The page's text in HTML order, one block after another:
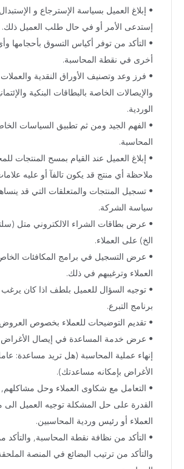
• إبلاغ العميل بسياسة الإسترجاع و
إستدعى الأمر أو في حال طلب العميل ذلك.
• التأكد من توفر أكياس التسوق بأحجامها
أخرى في نقطة المحاسبة.
• فرز وعد وتصنيف الأوراق النقدية والعملات
والإيصالات الخاصة بالبطاقات البنكية
الوردية.
• الفهم الجيد ومن ثم تطبيق السياسات
المحاسبة.
• إبلاغ العميل عند القيام بمسح المنتجات
ملاحظة أي منتج قد يكون تالفآ أو عليه
• تسجيل المنتجات والمتعلقات التي قد
سياسة الشركة.
• عرض بطاقات الشراء الالكتروني متل
الخ) على العملاء.
• عرض التسجيل في برامج المكافئات
العملاء وترغيبهم في ذلك.
• توجيه السؤال للعميل بلطف اذا كان
برنامج التبرع.
• تقديم التوضيحات للعملاء بخصوص
• عرض خدمة المساعدة في إيصال الأغراض
إنهاء عملية المحاسبة (هل تريد مساعدة:
الأغراض بإمكانه مساعدتك).
• التعامل مع شكاوى العملاء وحل
القدرة على حل المشكلة توجيه العميل
العملاء أو رئيس وردية المحاسبين.
• التأكد من نظافة نقطة المحاسبة, والتأكد
والتأكد من ترتيب البضائع في المنصة